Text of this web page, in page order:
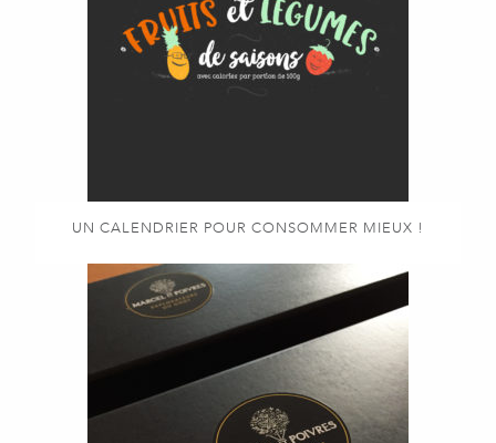
UN CALENDRIER POUR CONSOMMER MIEUX !